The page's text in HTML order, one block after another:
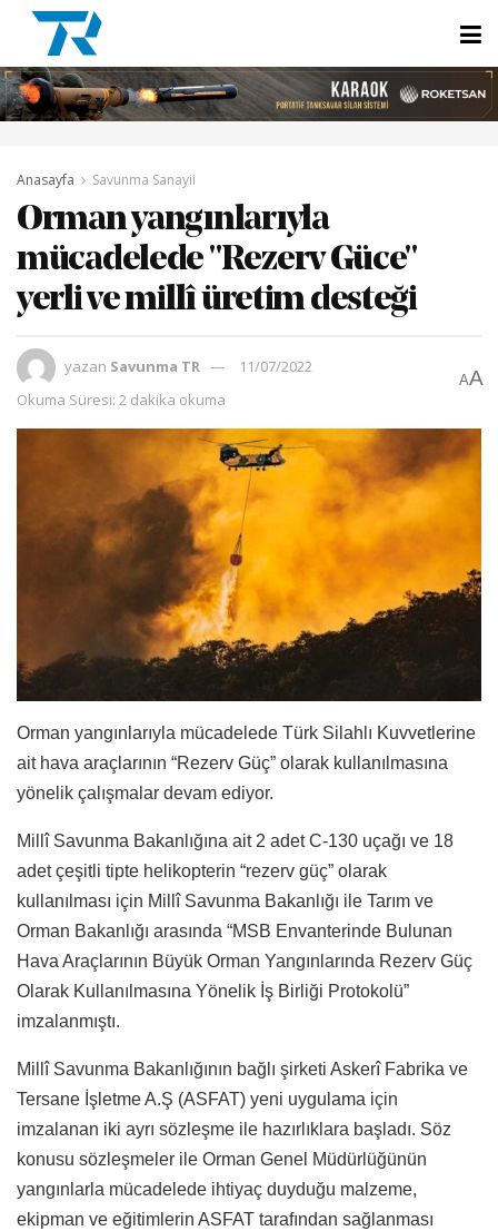
Anasayfa Savunma Sanayii
Orman yangınlarıyla
mücadelede "Rezerv Güce"
yerli ve millî üretim desteği
yazan Savunma TR
11/07/2022
Okuma Süresi: 2 dakika okuma
AA
Orman yangınlarıyla mücadelede Türk Silahlı Kuvvetlerine
ait hava araçlarının “Rezerv Güç” olarak kullanılmasına
yönelik çalışmalar devam ediyor.
Millî Savunma Bakanlığına ait 2 adet C-130 uçağı ve 18
adet çeşitli tipte helikopterin “rezerv güç” olarak
kullanılması için Millî Savunma Bakanlığı ile Tarım ve
Orman Bakanlığı arasında “MSB Envanterinde Bulunan
Hava Araçlarının Büyük Orman Yangınlarında Rezerv Güç
Olarak Kullanılmasına Yönelik İş Birliği Protokolü”
imzalanmıştı.
Millî Savunma Bakanlığının bağlı şirketi Askerî Fabrika ve
Tersane İşletme A.Ş (ASFAT) yeni uygulama için
imzalanan iki ayrı sözleşme ile hazırlıklara başladı. Söz
konusu sözleşmeler ile Orman Genel Müdürlüğünün
yangınlarla mücadelede ihtiyaç duyduğu malzeme,
ekipman ve eğitimlerin ASFAT tarafından sağlanması